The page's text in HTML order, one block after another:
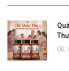
06,